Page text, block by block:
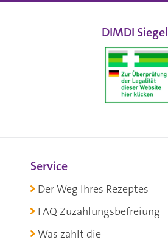
DIMDI Siegel
Service
Der Weg Ihres Rezeptes
FAQ Zuzahlungsbefreiung
Was zahlt die